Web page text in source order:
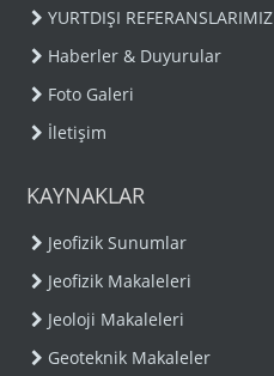
YURTDIŞI REFERANSLARIMIZ
Haberler & Duyurular
Foto Galeri
İletişim
KAYNAKLAR
Jeofizik Sunumlar
Jeofizik Makaleleri
Jeoloji Makaleleri
Geoteknik Makaleler